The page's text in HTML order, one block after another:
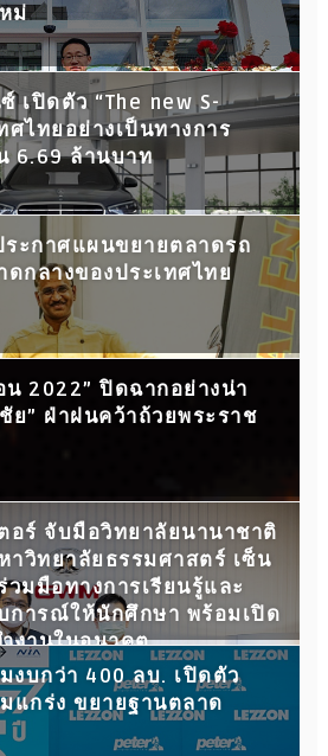
ม่
เปิดตัว “The new S-
ศไทยอย่างเป็นทางการ
6.69 ล้านบาท
ะกาศแผนขยายตลาดรถ
กลางของประเทศไทย
น 2022” ปิดฉากอย่างน่า
ย” ฝ่าฝนคว้าถ้วยพระราช
อร์ จับมือวิทยาลัยนานาชาติ
วิทยาลัยธรรมศาสตร์ เซ็น
วมมือทางการเรียนรู้และ
การณ์ให้นักศึกษา พร้อมเปิด
งานในอนาคต
งบกว่า 400 ลบ. เปิดตัว
แกร่ง ขยายฐานตลาด